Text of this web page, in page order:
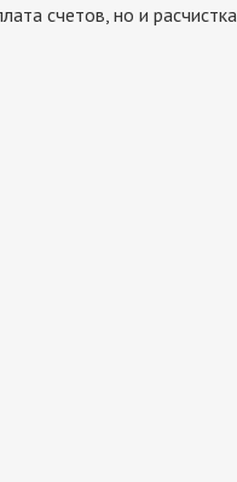
счетов, но и расчистка